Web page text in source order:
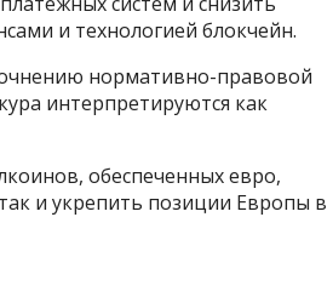
и технологией блокчейн.
нормативно-правовой
интерпретируются как
обеспеченных евро,
и укрепить позиции Европы в